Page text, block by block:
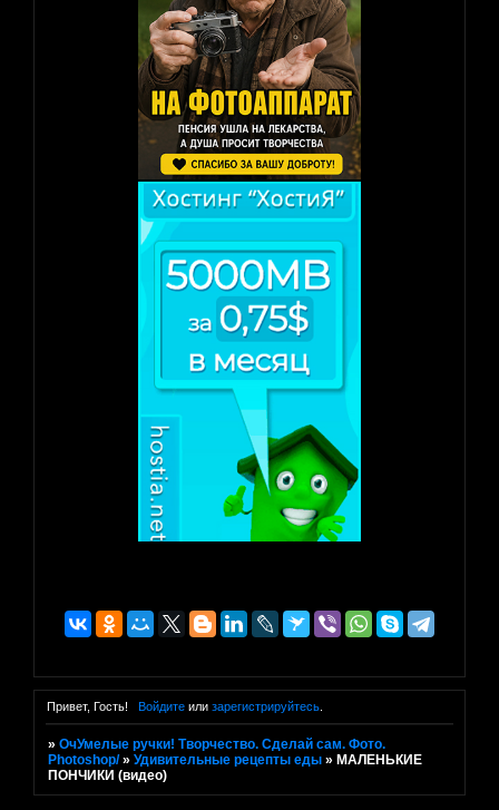
Привет, Гость! Войдитеили зарегистрируйтесь.
»ОчУмелые ручки! Творчество. Сделай сам. Фото.
Photoshop/ »Удивительные рецепты еды » МАЛЕНЬКИЕ
ПОНЧИКИ (видео)